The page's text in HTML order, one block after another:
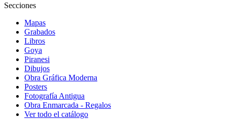
Secciones
Mapas
Grabados
Libros
Goya
Piranesi
Dibujos
Obra Gráfica Moderna
Posters
Fotografía Antigua
Obra Enmarcada - Regalos
Ver todo el catálogo